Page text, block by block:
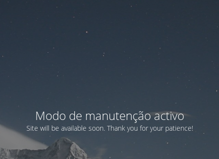
Modo de manutenção activo
Site will be available soon. Thank you for your patience!